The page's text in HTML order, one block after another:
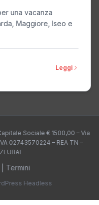
una vacanza
Maggiore, Iseo e
Leggi
Sociale € 1500,00 – Via
02743570224 – REA TN –
Termini
Headless